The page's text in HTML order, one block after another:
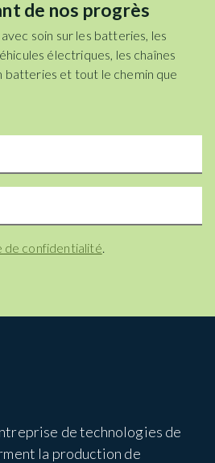
de nos progrès
soin sur les batteries, les
électriques, les chaînes
batteries et tout le chemin que
de confidentialité
de technologies de
la production de